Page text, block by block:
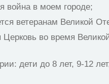
война в моем городе;
ветеранам Великой
Церковь во время
дети до 8 лет, 9-12